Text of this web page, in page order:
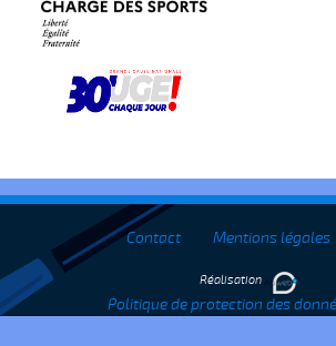
Contact Mentions légales
Politique de protection des
Réalisation